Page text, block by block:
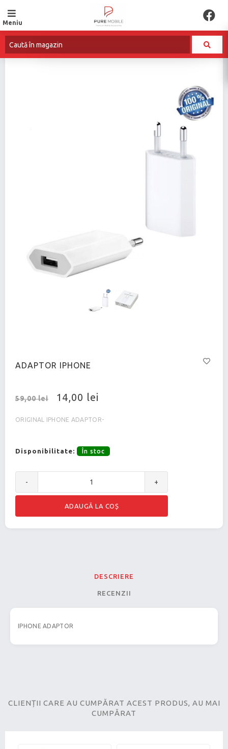
Meniu
ADAPTOR IPHONE
59,00 lei 14,00 lei
ORIGINAL IPHONE ADAPTOR-
Disponibilitate: În stoc
- +
DESCRIERE
RECENZII
IPHONE ADAPTOR
CLIENȚII CARE AU CUMPĂRAT ACEST PRODUS, AU MAI
CUMPĂRAT